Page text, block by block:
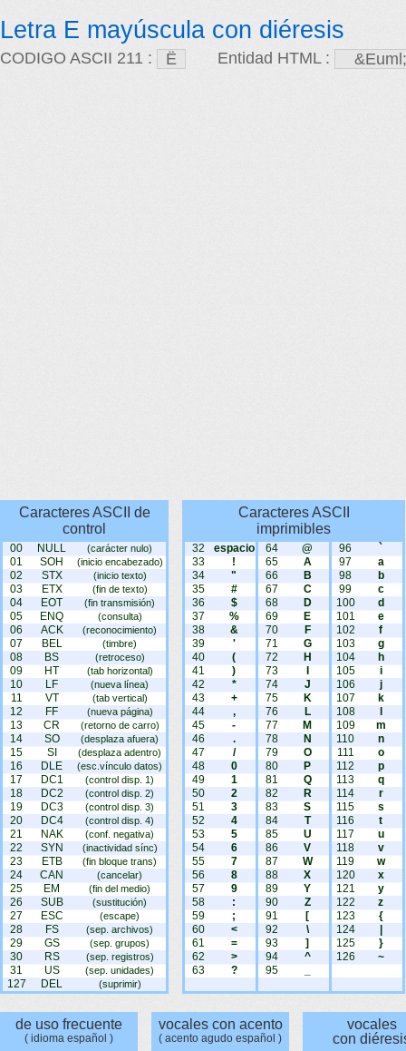
Letra E mayúscula con diéresis
CODIGO ASCII 211 : Entidad HTML :
Caracteres ASCII de
control
00 NULL (carácter nulo)
01 SOH (inicio encabezado)
02 STX (inicio texto)
03 ETX (fin de texto)
04 EOT (fin transmisión)
05 ENQ (consulta)
06 ACK (reconocimiento)
07 BEL (timbre)
08 BS (retroceso)
09 HT (tab horizontal)
10 LF (nueva línea)
11 VT (tab vertical)
12 FF (nueva página)
13 CR (retorno de carro)
14 SO (desplaza afuera)
15 SI (desplaza adentro)
16 DLE (esc.vínculo datos)
17 DC1 (control disp. 1)
18 DC2 (control disp. 2)
19 DC3 (control disp. 3)
20 DC4 (control disp. 4)
21 NAK (conf. negativa)
22 SYN (inactividad sínc)
23 ETB (fin bloque trans)
24 CAN (cancelar)
25 EM (fin del medio)
26 SUB (sustitución)
27 ESC (escape)
28 FS (sep. archivos)
29 GS (sep. grupos)
30 RS (sep. registros)
31 US (sep. unidades)
127 DEL (suprimir)
Caracteres ASCII
imprimibles
32
espacio
33
!
34
"
35
#
36
$
37
%
38
&
39
'
40
(
41
)
42
*
43
+
44
,
45
-
46
.
47
/
48
0
49
1
50
2
51
3
52
4
53
5
54
6
55
7
56
8
57
9
58
:
59
;
60
<
61
=
62
>
63
?
64
@
65
A
66
B
67
C
68
D
69
E
70
F
71
G
72
H
73
74
J
75
K
76
L
77
M
78
N
79
O
80
P
81
Q
82
R
83
S
84
T
85
U
86
V
87
W
88
X
89
Y
90
Z
91
[
92
\
93
]
94
^
95
96
`
97
a
98
b
99
c
100
d
101
e
102
f
103
g
104
h
105
i
106
j
107
k
108
109
m
110
n
111
o
112
p
113
q
114
r
115
s
116
t
117
u
118
v
119
w
120
x
121
y
122
z
123
{
124
125
}
126
~
de uso frecuente
( idioma español )
vocales con acento
( acento agudo español )
vocales
con